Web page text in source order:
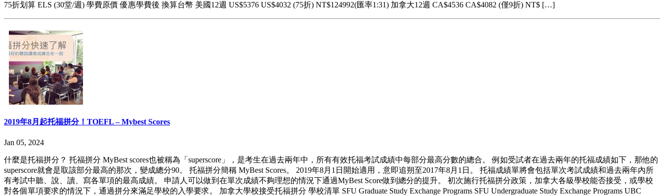
75折划算 ELS (30堂/週) 學費原價 優惠學費後 換算台幣 美國12週 US$5376 US$4032 (75折) NT$124992(匯率1:31) 加拿大12週 CA$4536 CA$4082 (僅9折) NT$ […]
2019年8月起托福拼分！TOEFL – Mybest Scores
Jan 05, 2024
什麼是托福拼分？ 托福拼分 MyBest scores也被稱為「superscore」，是考生在過去兩年中，所有有效托福考試成績中每部分最高分數的總合。 例如受試者在過去兩年的托福成績如下，那他的
superscore就會是取該部分最高的那次，變成總分90。 托福拼分簡稱 MyBest Scores。 2019年8月1日開始適用，意即追朔至2017年8月1日。 托福成績單將會包括單次考試成績和過去兩年內所
有考試中聽、說、讀、寫各單項的最高成績。 申請人可以做到在單次成績不夠理想的情況下通過MyBest Score做到總分的提升。 初次施行托福拼分政策，加拿大各級學校能否接受，或學校
對各個單項要求的情況下，通過拼分來滿足學校的入學要求。 加拿大學校接受托福拼分 學校清單 SFU Graduate Study Exchange Programs SFU Undergraduate Study Exchange Programs UBC